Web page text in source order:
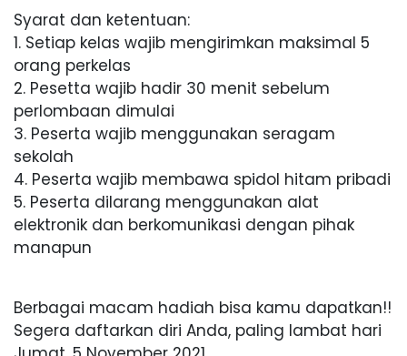
Syarat dan ketentuan:
1. Setiap kelas wajib mengirimkan maksimal 5
orang perkelas
2. Pesetta wajib hadir 30 menit sebelum
perlombaan dimulai
3. Peserta wajib menggunakan seragam
sekolah
4. Peserta wajib membawa spidol hitam pribadi
5. Peserta dilarang menggunakan alat
elektronik dan berkomunikasi dengan pihak
manapun
Berbagai macam hadiah bisa kamu dapatkan!!
Segera daftarkan diri Anda, paling lambat hari